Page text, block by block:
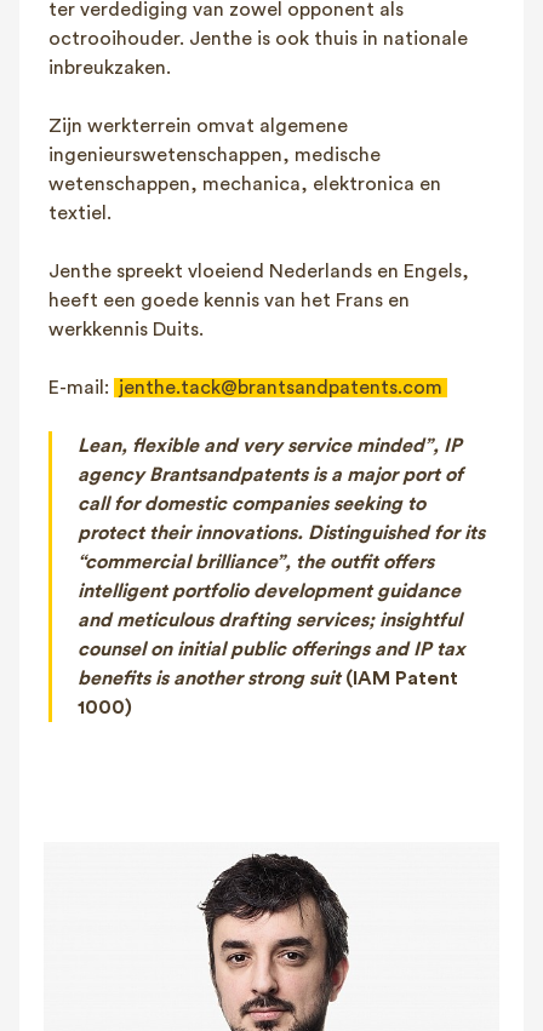
ter verdediging van zowel opponent als
octrooihouder. Jenthe is ook thuis in nationale
inbreukzaken.
Zijn werkterrein omvat algemene
ingenieurswetenschappen, medische
wetenschappen, mechanica, elektronica en
textiel.
Jenthe spreekt vloeiend Nederlands en Engels,
heeft een goede kennis van het Frans en
werkkennis Duits.
E-mail: jenthe.tack@brantsandpatents.com
Lean, flexible and very service minded”, IP
agency Brantsandpatents is a major port of
call for domestic companies seeking to
protect their innovations. Distinguished for its
“commercial brilliance”, the outfit offers
intelligent portfolio development guidance
and meticulous drafting services; insightful
counsel on initial public offerings and IP tax
benefits is another strong suit(IAM Patent
1000)